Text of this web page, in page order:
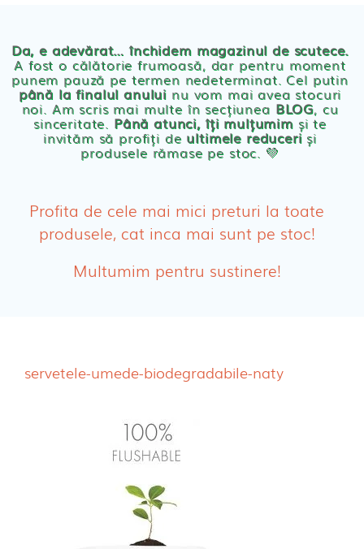
Servetele umede ecologice
Cosmetice BEBE
Olita Bio Naty
PRODUSE FEMEI
Absorbante Post-Natale
Absorbante Incontinenta Urinara
Da, e adevărat… închidem magazinul de scutece.
A fost o călătorie frumoasă, dar pentru moment
punem pauză pe termen nedeterminat. Cel putin
până la finalul anului nu vom mai avea stocuri
noi. Am scris mai multe în secțiunea BLOG, cu
sinceritate. Până atunci, îți mulțumimși te
invităm să profiți de ultimele reduceriși
produsele rămase pe stoc. 💛
Profita de cele mai mici preturi la toate
produsele, cat inca mai sunt pe stoc!
Multumim pentru sustinere!
servetele-umede-biodegradabile-naty